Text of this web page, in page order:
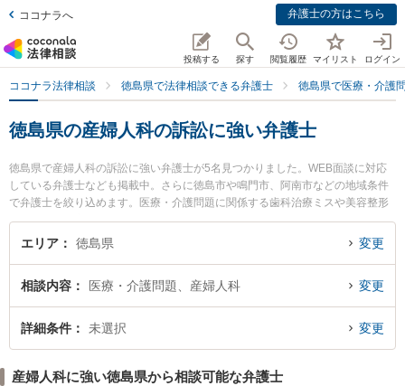
ココナラへ 弁護士の方はこちら
投稿する 探す 閲覧履歴 マイリスト ログイン
ココナラ法律相談 徳島県で法律相談できる弁護士 徳島県で医療・介護
徳島県の産婦人科の訴訟に強い弁護士
徳島県で産婦人科の訴訟に強い弁護士が5名見つかりました。WEB面談に対応
している弁護士なども掲載中。さらに徳島市や鳴門市、阿南市などの地域条件
で弁護士を絞り込めます。医療・介護問題に関係する歯科治療ミスや美容整形
のトラブル、産婦人科の訴訟等の細かな分野での絞り込み検索もでき便利で
す。特においさき法律事務所の生長 拓也弁護士や弁護士法人徳島合同法律事務
夜間に発生した産婦人科の訴訟のトラブルを今すぐに弁護士に相談したい』
『産婦人科の訴訟のトラブル解決の実績豊富な近くの弁護士を検索したい』
『初回相談無料で産婦人科の訴訟を法律相談できる徳島県内の弁護士に相談予
エリア 徳島県 変更
相談内容 医療・介護問題、産婦人科 変更
詳細条件 未選択 変更
産婦人科に強い徳島県から相談可能な弁護士